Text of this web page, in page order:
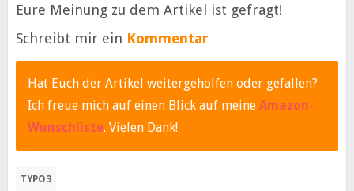
Eure Meinung zu dem Artikel ist gefragt!
Schreibt mir ein Kommentar
Hat Euch der Artikel weitergeholfen oder gefallen?
Ich freue mich auf einen Blick auf meine Amazon-
Wunschliste. Vielen Dank!
TYPO3